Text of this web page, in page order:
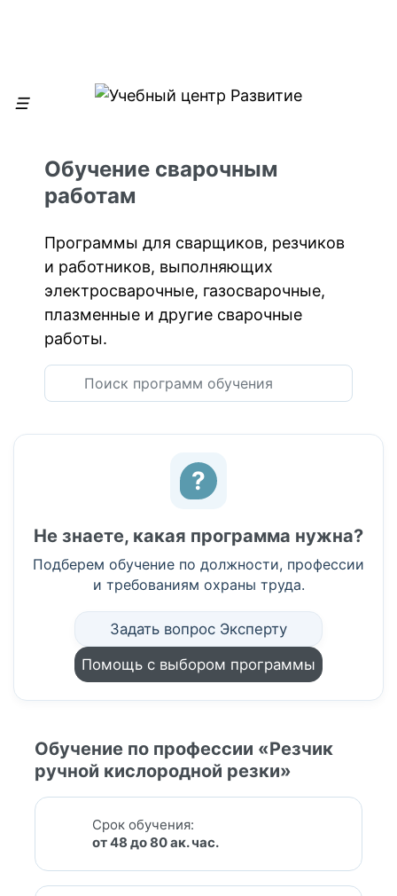
Обучение сварочным
работам
Программы для сварщиков, резчиков
и работников, выполняющих
электросварочные, газосварочные,
плазменные и другие сварочные
работы.
?
Не знаете, какая программа нужна?
Подберем обучение по должности, профессии
и требованиям охраны труда.
Задать вопрос Эксперту
Помощь с выбором программы
Обучение по профессии «Резчик
ручной кислородной резки»
Срок обучения:
от 48 до 80 ак. час.